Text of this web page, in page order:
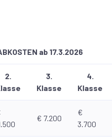
ab 17.3.2026
2.
3.
Klasse
4.
Klasse
€ 7.200
€
3.700